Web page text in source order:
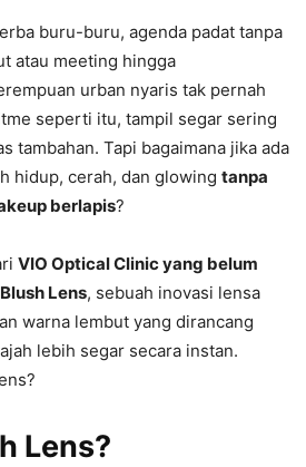
buru-buru, agenda padat tanpa
atau meeting hingga
urban nyaris tak pernah
seperti itu, tampil segar sering
tambahan. Tapi bagaimana jika ada
hidup, cerah, dan glowing tanpa
berlapis?
VIO Optical Clinic yang belum
Lens, sebuah inovasi lensa
warna lembut yang dirancang
lebih segar secara instan.
Lens?